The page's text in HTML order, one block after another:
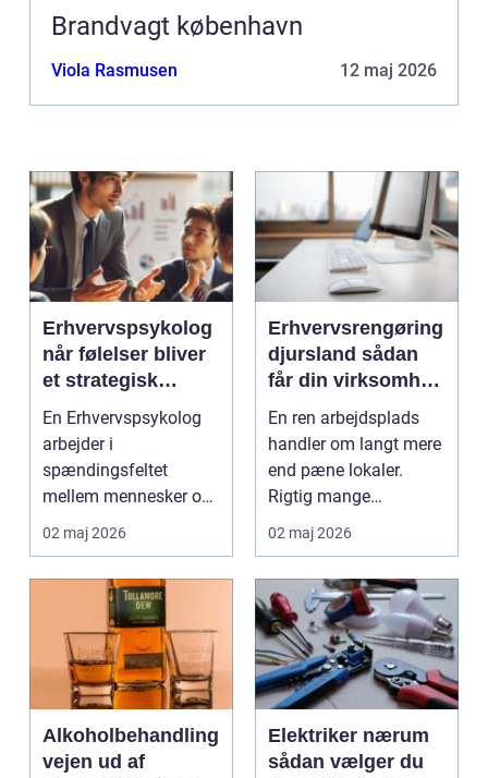
Brandvagt københavn
Viola Rasmusen 12 maj 2026
Erhvervspsykolog
når følelser bliver
et strategisk
værktøj i
arbejdslivet
En Erhvervspsykolog
arbejder i
spændingsfeltet
mellem mennesker og
forretning. Fokus er
ikke kun på ...
02 maj 2026
Erhvervsrengøring
djursland sådan
får din virksomhed
mest muligt ud af
rengøringen
En ren arbejdsplads
handler om langt mere
end pæne lokaler.
Rigtig mange
virksomheder på
Djursland o...
02 maj 2026
Alkoholbehandling
vejen ud af
Elektriker nærum
sådan vælger du